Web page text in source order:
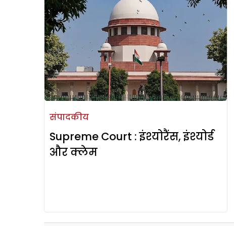
संपादकीय
Supreme Court : इंश्योरैंस, इंश्योर्ड
और क्लेम